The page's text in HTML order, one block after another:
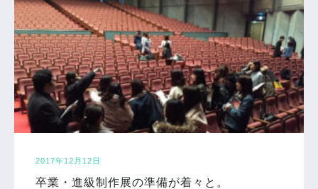
2017年12月12日
卒業・進級制作展の準備が着々と。